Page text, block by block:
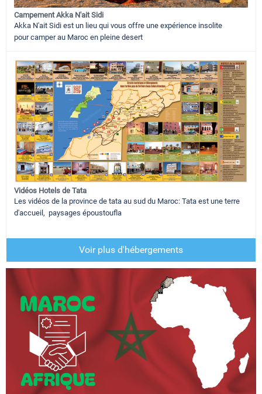
Campement Akka N'ait Sidi
Akka N'ait Sidi est un lieu qui vous offre une expérience insolite
pour camper au Maroc en pleine desert
Vidéos Hotels de Tata
Les vidéos de la province de tata au sud du Maroc: Tata est une terre
d'accueil, paysages époustoufla
Voir plus d'hébergements